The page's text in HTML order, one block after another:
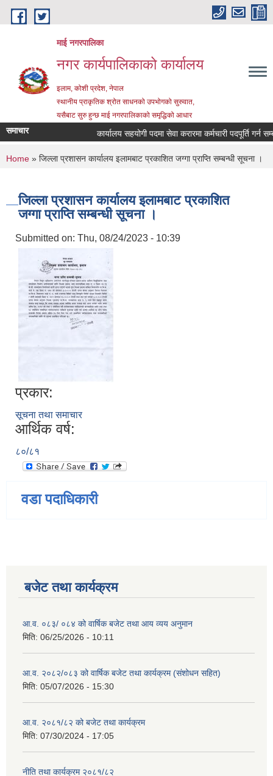
Skip to main content
माई नगरपालिका
नगर कार्यपालिकाको कार्यालय
इलाम, कोशी प्रदेश, नेपाल
स्थानीय प्राकृतिक श्रोत साधनको उपभोगको सुरुवात,
यसैबाट सुरु हुन्छ माई नगरपालिकाको समृद्धिको आधार
समाचार कार्यालय सहयोगी पदमा सेवा करारमा कर्मचारी पदपूर्ति गर्न
You are here
Home » जिल्ला प्रशासन कार्यालय इलामबाट प्रकाशित जग्गा प्राप्ति सम्बन्धी सूचना ।
जिल्ला प्रशासन कार्यालय इलामबाट प्रकाशित
जग्गा प्राप्ति सम्बन्धी सूचना ।
Submitted on: Thu, 08/24/2023 - 10:39
प्रकार:
सूचना तथा समाचार
आर्थिक वर्ष:
८०/८१
वडा पदाधिकारी
बजेट तथा कार्यक्रम
आ.व. ०८३/ ०८४ को वार्षिक बजेट तथा आय व्यय अनुमान
मिति: 06/25/2026 - 10:11
आ.व. २०८२/०८३ को वार्षिक बजेट तथा कार्यक्रम (संशोधन सहित)
मिति: 05/07/2026 - 15:30
आ.व. २०८१/८२ को बजेट तथा कार्यक्रम
मिति: 07/30/2024 - 17:05
नीति तथा कार्यक्रम २०८१/८२